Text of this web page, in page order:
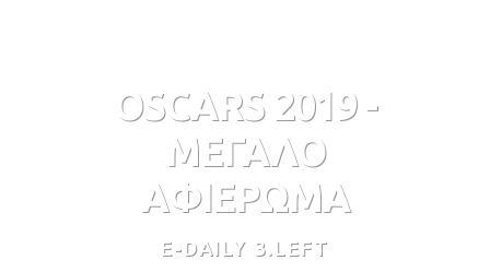
OSCARS 2019 -
ΜΕΓΑΛΟ
ΑΦΙΕΡΩΜΑ
E-DAILY 3.LEFT